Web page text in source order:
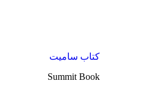
کتاب سامیت
Summit Book